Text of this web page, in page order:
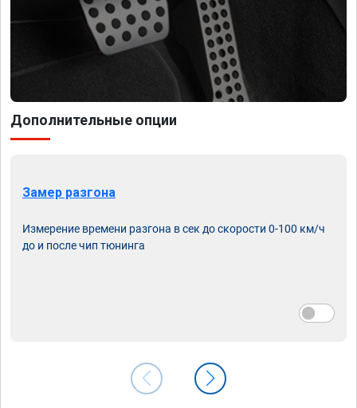
Дополнительные опции
Замер разгона
Измерение времени разгона в сек до скорости 0-100 км/ч
до и после чип тюнинга